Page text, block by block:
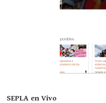
SEPLA en Vivo